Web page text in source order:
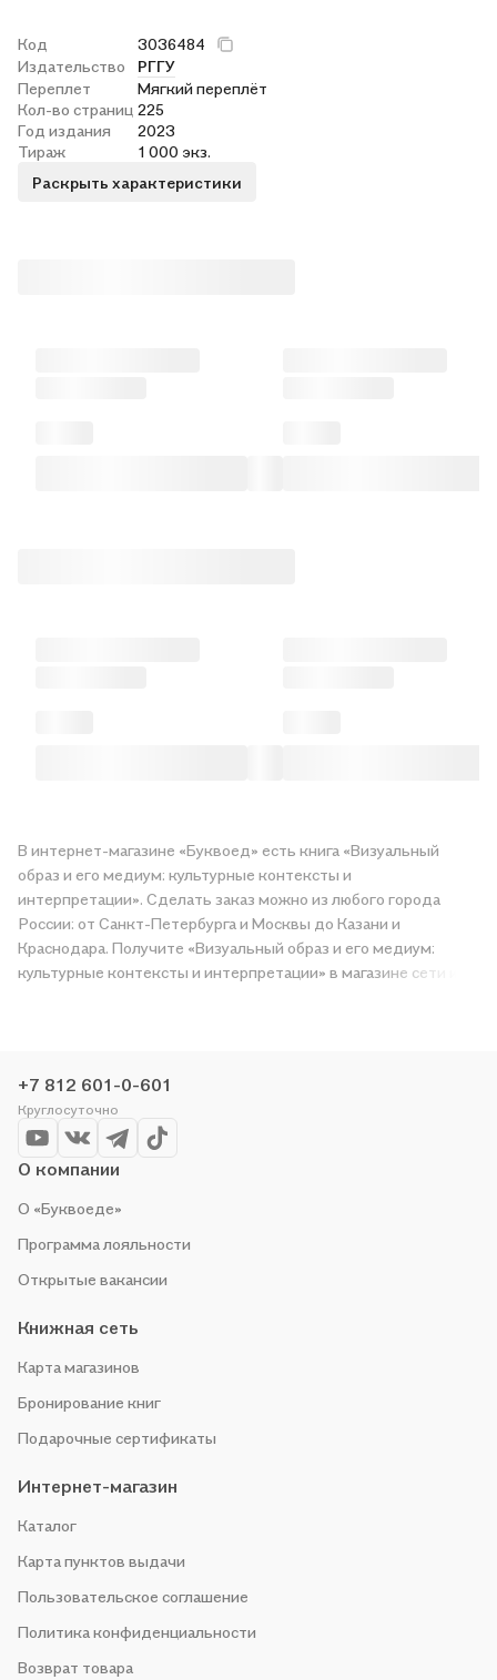
Код
3036484
Издательство
РГГУ
Переплет
Мягкий переплёт
Кол-во страниц 225
Год издания
2023
Тираж
1 000 экз.
Раскрыть характеристики
В интернет-магазине «Буквоед» есть книга «Визуальный
образ и его медиум: культурные контексты и
интерпретации». Сделать заказ можно из любого города
России: от Санкт-Петербурга и Москвы до Казани и
Краснодара. Получите «Визуальный образ и его медиум:
культурные контексты и интерпретации» в магазине сети или
выгоду!
+7 812 601-0-601
Круглосуточно
О компании
О «Буквоеде»
Программа лояльности
Открытые вакансии
Книжная сеть
Карта магазинов
Бронирование книг
Подарочные сертификаты
Интернет-магазин
Каталог
Карта пунктов выдачи
Пользовательское соглашение
Политика конфиденциальности
Возврат товара